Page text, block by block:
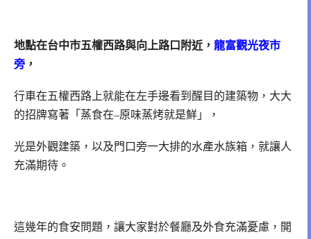
地點在台中市五權西路與向上路口附近， 龍富觀光夜市
旁 ，
行車在五權西路上就能在左手邊看到醒目的建築物，大大
的招牌寫著「蒸食在–原味蒸烤就是鮮」，
光是外觀建築，以及門口旁一大排的水產水族箱，就讓人
充滿期待。
這幾年的食安問題，讓大家對於餐廳及外食充滿憂慮，開